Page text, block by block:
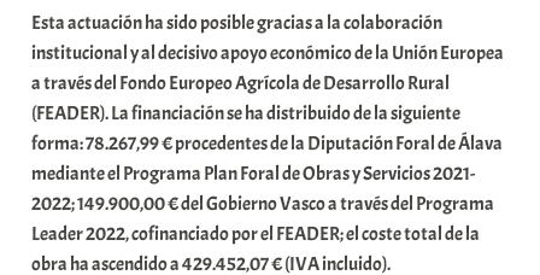
a
Esta actuación ha sido posible gracias a la colaboración
institucional y al decisivo apoyo económico de la Unión Europea
a través del Fondo Europeo Agrícola de Desarrollo Rural
(FEADER). La financiación se ha distribuido de la siguiente
forma: 78.267,99 € procedentes de la Diputación Foral de Álava
mediante el Programa Plan Foral de Obras y Servicios 2021-
2022; 149.900,00 € del Gobierno Vasco a través del Programa
Leader 2022, cofinanciado por el FEADER; el coste total de la
obra ha ascendido a 429.452,07 € (IVA incluido).